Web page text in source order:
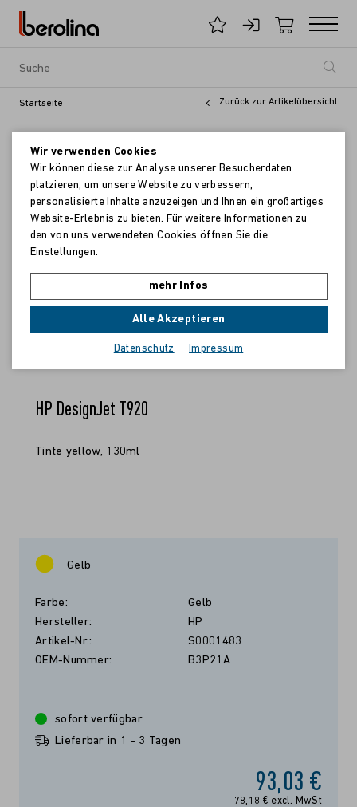
Startseite Zurück zur Artikelübersicht
HP DesignJet T920
Tinte yellow, 130ml
Gelb
Farbe:
Gelb
Hersteller:
HP
Artikel-Nr.:
S0001483
OEM-Nummer:
B3P21A
93,03 €
78,18 € excl. MwSt
sofort verfügbar
Lieferbar in 1 - 3 Tagen
Wir verwenden Cookies
Wir können diese zur Analyse unserer Besucherdaten
platzieren, um unsere Website zu verbessern,
personalisierte Inhalte anzuzeigen und Ihnen ein großartiges
Website-Erlebnis zu bieten. Für weitere Informationen zu
den von uns verwendeten Cookies öffnen Sie die
Einstellungen.
mehr Infos
Alle Akzeptieren
Datenschutz Impressum